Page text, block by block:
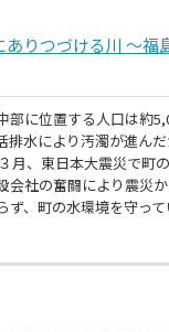
りつづける川 ～福
部に位置する人口は約
排水により汚濁が進ん
月、東日本大震災で町
会社の奮闘により震災
、町の水環境を守って